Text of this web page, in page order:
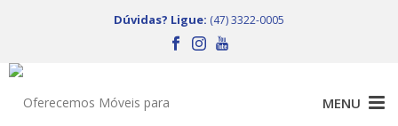
Dúvidas? Ligue: (47) 3322-0005